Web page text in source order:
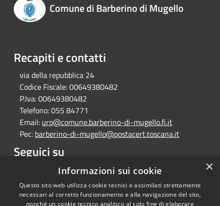
Comune di Barberino di Mugello
Recapiti e contatti
via della repubblica 24
Codice Fiscale:00649380482
P.Iva:00649380482
Telefono:055 84771
Email: urp@comune.barberino-di-mugello.fi.it
Pec: barberino-di-mugello@postacert.toscana.it
Seguici su
FacebookInstagramWhatsapp ×
Informazioni sui cookie
Questo sito web utilizza cookie tecnici e assimilati strettamente
necessari al corretto funzionamento e alla navigazione del sito,
nonché un cookie tecnico analitico al solo fine di elaborare